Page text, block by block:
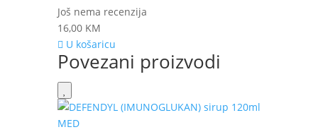
Još nema recenzija
16,00 KM
U košaricu
Povezani proizvodi